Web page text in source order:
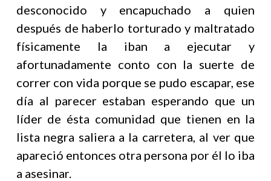
desconocido y encapuchado a quien
después de haberlo torturado y maltratado
físicamente la iban a ejecutar y
afortunadamente conto con la suerte de
correr con vida porque se pudo escapar, ese
día al parecer estaban esperando que un
líder de ésta comunidad que tienen en la
lista negra saliera a la carretera, al ver que
apareció entonces otra persona por él lo iba
a asesinar.